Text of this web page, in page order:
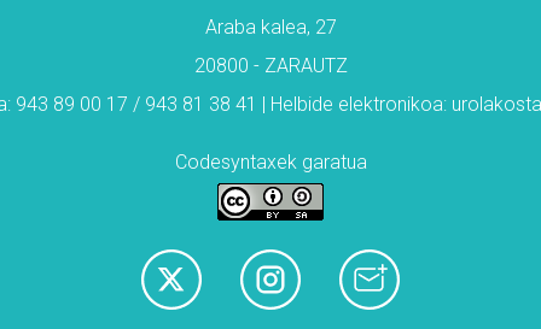
Araba kalea, 27
20800 - ZARAUTZ
943 89 00 17 / 943 81 38 41 | Helbide elektronikoa:
Codesyntaxek garatua